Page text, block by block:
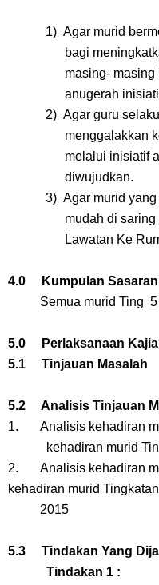
1) Agar murid
bagi
masing-
anugerah
2) Agar guru
menggalakkan
melalui inisiatif
diwujudkan.
3) Agar murid
mudah di
Lawatan Ke
4.0 Kumpulan Sasaran
Semua murid Ting 5
5.0 Perlaksanaan
5.1 Tinjauan Masalah
5.2 Analisis Tinjauan
1. Analisis kehadiran
kehadiran murid
2. Analisis kehadiran
kehadiran murid
2015
5.3 Tindakan Yang
Tindakan 1 :